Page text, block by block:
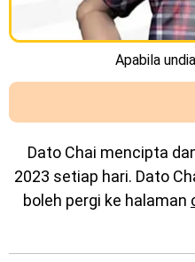
Apabila
Dato Chai mencipta
2023 setiap hari. Dato
boleh pergi ke halaman